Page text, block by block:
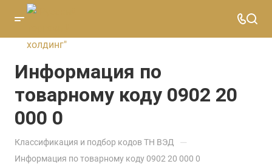
Информация по
товарному коду 0902 20
000 0
Классификация и подбор кодов ТН ВЭД —
Информация по товарному коду 0902 20 000 0